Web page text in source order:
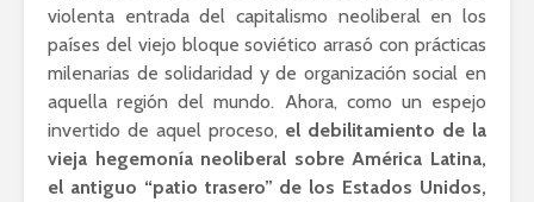
violenta entrada del capitalismo neoliberal en los
países del viejo bloque soviético arrasó con prácticas
milenarias de solidaridad y de organización social en
aquella región del mundo. Ahora, como un espejo
invertido de aquel proceso, el debilitamiento de la
vieja hegemonía neoliberal sobre América Latina,
el antiguo “patio trasero” de los Estados Unidos,